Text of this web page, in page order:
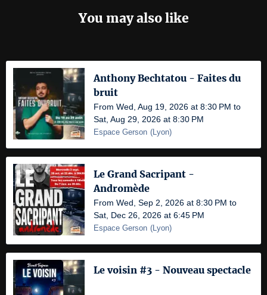
You may also like
Anthony Bechtatou - Faites du
bruit
From Wed, Aug 19, 2026 at 8:30 PM to
Sat, Aug 29, 2026 at 8:30 PM
Espace Gerson (Lyon)
Le Grand Sacripant -
Andromède
From Wed, Sep 2, 2026 at 8:30 PM to
Sat, Dec 26, 2026 at 6:45 PM
Espace Gerson (Lyon)
Le voisin #3 - Nouveau spectacle